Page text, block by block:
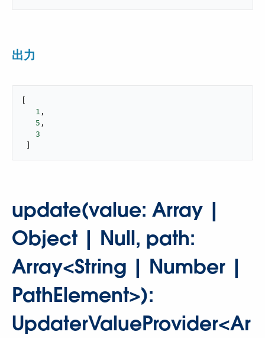
出力
1 ,
5 ,
3
update(value: Array |
Object | Null, path:
Array<String | Number |
PathElement>):
UpdaterValueProvider<Ar